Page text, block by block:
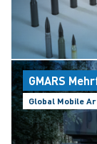
GMARS
Global Mobile